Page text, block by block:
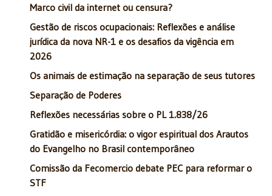
Marco civil da internet ou censura?
Gestão de riscos ocupacionais: Reflexões e análise
jurídica da nova NR-1 e os desafios da vigência em
2026
Os animais de estimação na separação de seus tutores
Separação de Poderes
Reflexões necessárias sobre o PL 1.838/26
Gratidão e misericórdia: o vigor espiritual dos Arautos
do Evangelho no Brasil contemporâneo
Comissão da Fecomercio debate PEC para reformar o
STF